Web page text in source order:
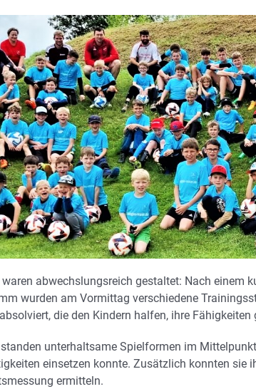
waren abwechslungsreich gestaltet: Nach einem
wurden am Vormittag verschiedene
die den Kindern halfen, ihre Fähigkeiten
unterhaltsame Spielformen im
einsetzen konnte. Zusätzlich konnten sie
ermitteln.